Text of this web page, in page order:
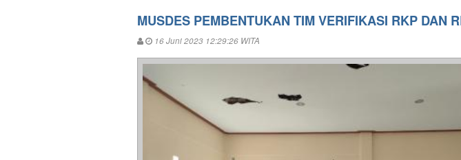
MUSDES PEMBENTUKAN TIM VERIFIKASI RKP DAN
16 Juni 2023 12:29:26 WITA